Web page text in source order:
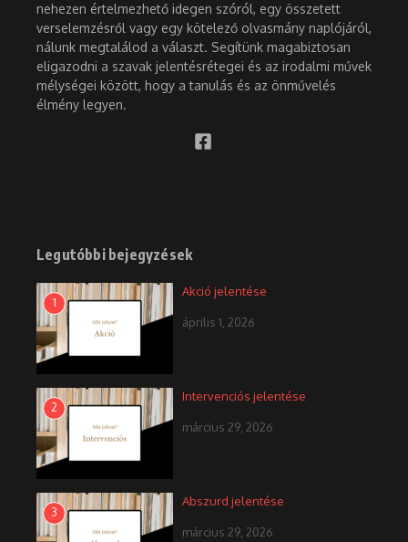
nehezen értelmezhető idegen szóról, egy összetett
verselemzésről vagy egy kötelező olvasmány naplójáról,
nálunk megtalálod a választ. Segítünk magabiztosan
eligazodni a szavak jelentésrétegei és az irodalmi művek
mélységei között, hogy a tanulás és az önművelés
élmény legyen.
Legutóbbi bejegyzések
1
Akció jelentése
április 1, 2026
2
Intervenciós jelentése
március 29, 2026
3
Abszurd jelentése
március 29, 2026